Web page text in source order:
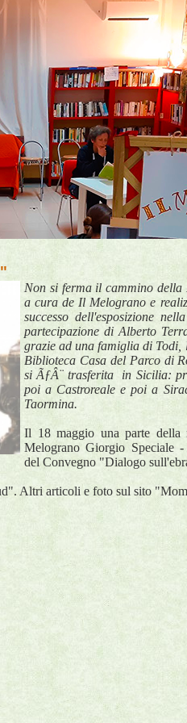
Non si ferma il cammino
a cura de Il Melograno e
successo dell'esposizione
partecipazione di Alberto
grazie ad una famiglia di Todi,
Biblioteca Casa del Parco di
si ÃƒÂ¨ trasferita in Sicilia:
poi a Castroreale e poi a
Taormina.
Il 18 maggio una parte della
Melograno Giorgio Speciale
del Convegno "Dialogo
Altri articoli e foto sul sito